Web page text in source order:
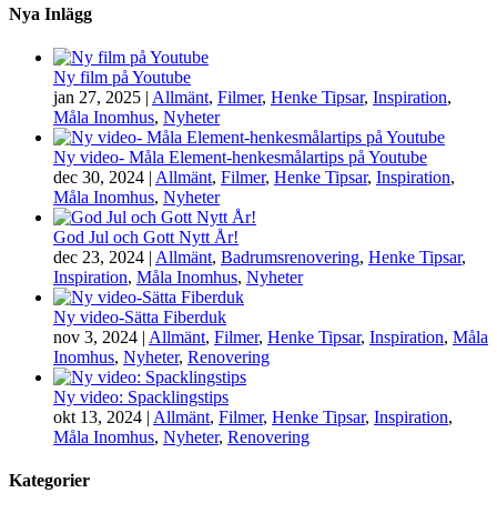
Nya Inlägg
Ny film på Youtube
jan 27, 2025 | Allmänt, Filmer, Henke Tipsar, Inspiration,
Måla Inomhus, Nyheter
Ny video- Måla Element-henkesmålartips på Youtube
dec 30, 2024 | Allmänt, Filmer, Henke Tipsar, Inspiration,
Måla Inomhus, Nyheter
God Jul och Gott Nytt År!
dec 23, 2024 | Allmänt, Badrumsrenovering, Henke Tipsar,
Inspiration, Måla Inomhus, Nyheter
Ny video-Sätta Fiberduk
nov 3, 2024 | Allmänt, Filmer, Henke Tipsar, Inspiration, Måla
Inomhus, Nyheter, Renovering
Ny video: Spacklingstips
okt 13, 2024 | Allmänt, Filmer, Henke Tipsar, Inspiration,
Måla Inomhus, Nyheter, Renovering
Kategorier